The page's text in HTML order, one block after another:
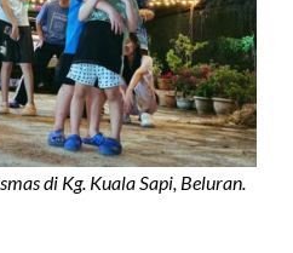
di Kg. Kuala Sapi, Beluran.